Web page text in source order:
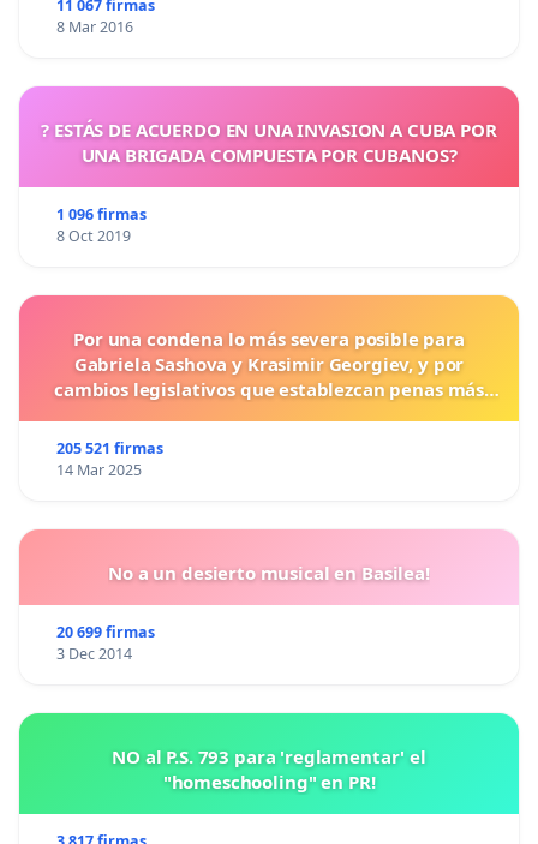
11 067 firmas
8 Mar 2016
? ESTÁS DE ACUERDO EN UNA INVASION A CUBA POR
UNA BRIGADA COMPUESTA POR CUBANOS?
1 096 firmas
8 Oct 2019
Por una condena lo más severa posible para
Gabriela Sashova y Krasimir Georgiev, y por
cambios legislativos que establezcan penas más
205 521 firmas
14 Mar 2025
No a un desierto musical en Basilea!
20 699 firmas
3 Dec 2014
NO al P.S. 793 para 'reglamentar' el
"homeschooling" en PR!